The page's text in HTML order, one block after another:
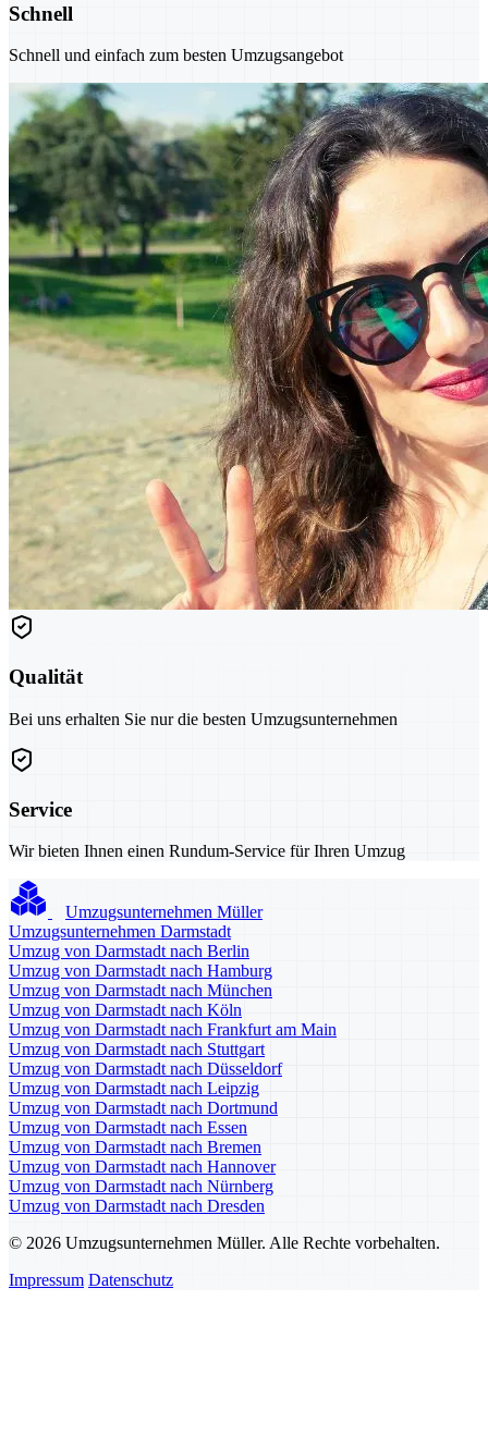
Schnell
Schnell und einfach zum besten Umzugsangebot
Qualität
Bei uns erhalten Sie nur die besten Umzugsunternehmen
Service
Wir bieten Ihnen einen Rundum-Service für Ihren Umzug
Umzugsunternehmen Müller
Umzugsunternehmen Darmstadt
Umzug von Darmstadt nach Berlin
Umzug von Darmstadt nach Hamburg
Umzug von Darmstadt nach München
Umzug von Darmstadt nach Köln
Umzug von Darmstadt nach Frankfurt am Main
Umzug von Darmstadt nach Stuttgart
Umzug von Darmstadt nach Düsseldorf
Umzug von Darmstadt nach Leipzig
Umzug von Darmstadt nach Dortmund
Umzug von Darmstadt nach Essen
Umzug von Darmstadt nach Bremen
Umzug von Darmstadt nach Hannover
Umzug von Darmstadt nach Nürnberg
Umzug von Darmstadt nach Dresden
© 2026 Umzugsunternehmen Müller. Alle Rechte vorbehalten.
Impressum Datenschutz